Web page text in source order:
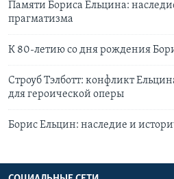
Памяти Бориса Ельцина:
прагматизма
К 80-летию со дня рождения
Строуб Тэлботт: конфликт
для героической оперы
Борис Ельцин: наследие и